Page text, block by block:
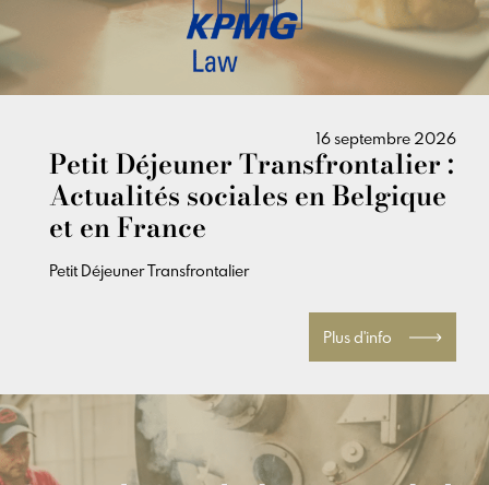
16 septembre 2026
Petit Déjeuner Transfrontalier :
Actualités sociales en Belgique
et en France
Petit Déjeuner Transfrontalier
Plus d'info